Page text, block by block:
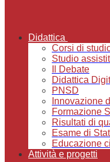
Didattica
Corsi di
Studio
Il Debate
Didattica
PNSD
Innovazione
Formazione
Risultati di
Esame di
Educazione
Attività e progetti